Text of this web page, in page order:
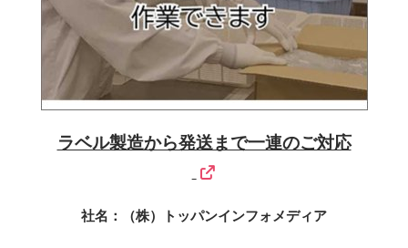
ラベル製造から発送まで一連のご対応
社名：（株）トッパンインフォメディア